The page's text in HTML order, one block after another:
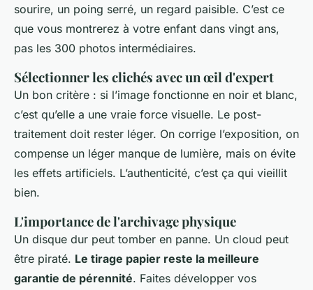
sourire, un poing serré, un regard paisible. C’est ce
que vous montrerez à votre enfant dans vingt ans,
pas les 300 photos intermédiaires.
Sélectionner les clichés avec un œil d'expert
Un bon critère : si l’image fonctionne en noir et blanc,
c’est qu’elle a une vraie force visuelle. Le post-
traitement doit rester léger. On corrige l’exposition, on
compense un léger manque de lumière, mais on évite
les effets artificiels. L’authenticité, c’est ça qui vieillit
bien.
L'importance de l'archivage physique
Un disque dur peut tomber en panne. Un cloud peut
être piraté. Le tirage papier reste la meilleure
garantie de pérennité. Faites développer vos